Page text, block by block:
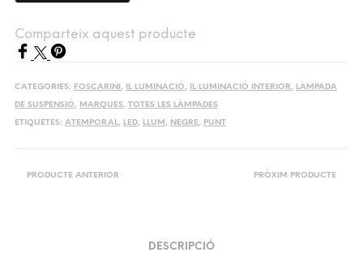
Comparteix aquest producte
CATEGORIES: FOSCARINI , IL·LUMINACIÓ, IL·LUMINACIÓ INTERIOR, LÀMPADA
DE SUSPENSIÓ, MARQUES, TOTES LES LÀMPADES
ETIQUETES: ATEMPORAL, LED, LLUM , NEGRE, PUNT
PRODUCTE ANTERIOR PRÒXIM PRODUCTE
DESCRIPCIÓ